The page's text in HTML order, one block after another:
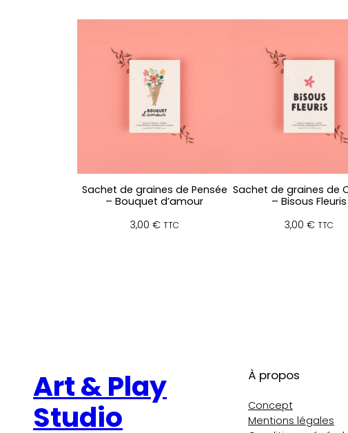
Sachet de graines de Pensée
– Bouquet d’amour
3,00 € TTC
Sachet de graines de
– Bisous Fleuris
3,00 € TTC
Art & Play
Studio
À propos
Concept
Mentions légales